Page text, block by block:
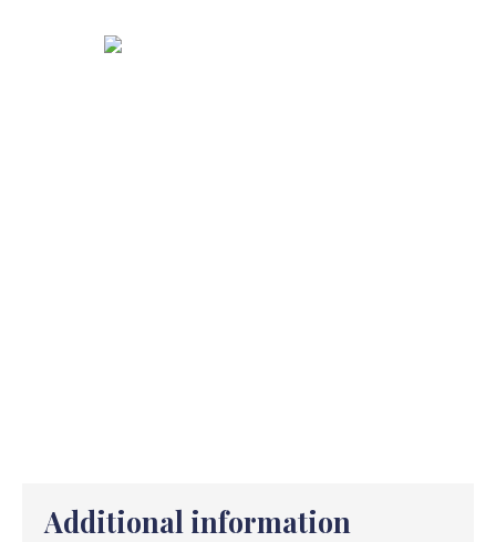
Additional information